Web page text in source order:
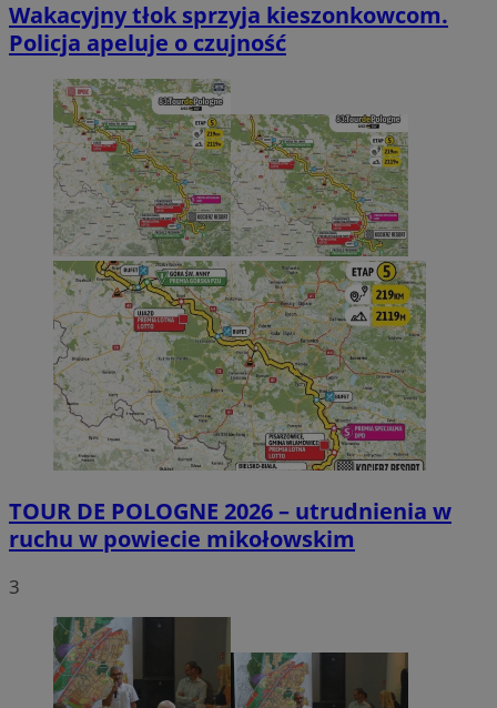
Wakacyjny tłok sprzyja kieszonkowcom.
Policja apeluje o czujność
TOUR DE POLOGNE 2026 – utrudnienia w
ruchu w powiecie mikołowskim
3